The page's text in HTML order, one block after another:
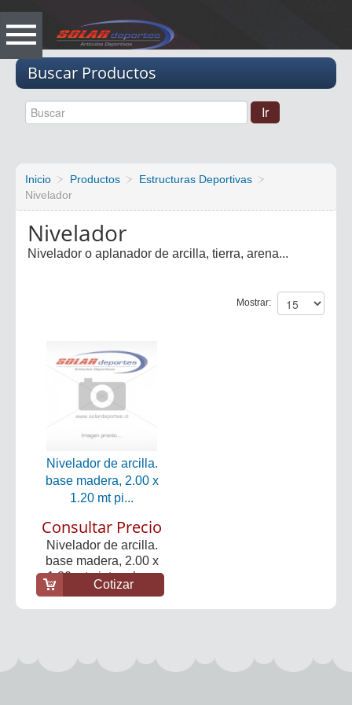
Buscar Productos
Inicio Productos
Estructuras Deportivas
Nivelador
Nivelador
Nivelador o aplanador de arcilla, tierra, arena...
Mostrar:
Nivelador de arcilla.
base madera, 2.00 x
1.20 mt pi...
Consultar Precio
Nivelador de arcilla.
base madera, 2.00 x
1.20 mt pintura ba...
Cotizar